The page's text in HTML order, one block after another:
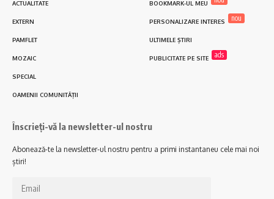
ACTUALITATE
EXTERN
PAMFLET
MOZAIC
SPECIAL
OAMENII COMUNITĂȚII
BOOKMARK-UL MEU
PERSONALIZARE INTERES nou
ULTIMELE ȘTIRI
PUBLICITATE PE SITE ads
Înscrieți-vă la newsletter-ul nostru
Abonează-te la newsletter-ul nostru pentru a primi instantaneu cele mai noi
știri!